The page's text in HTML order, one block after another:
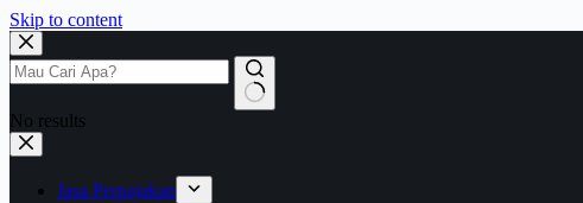
Skip to content
No results
Jasa Perpajakan